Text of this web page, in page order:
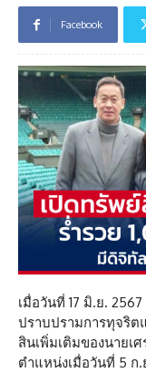
Facebook
เมื่อวันที่ 17 มิ.ย.
ปราบปรามการทุจริ
สินเพิ่มเติมของนายเ
ตำแหน่งเมื่อวันที่ 5 ก